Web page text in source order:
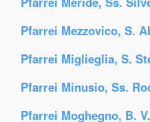
Pfarrei Mezzovico, S.
Pfarrei Miglieglia, S.
Pfarrei Minusio, Ss.
Pfarrei Moghegno, B.